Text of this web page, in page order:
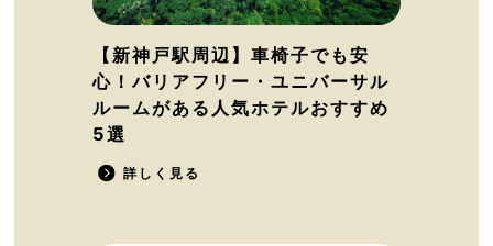
【新神戸駅周辺】車椅子でも安
心！バリアフリー・ユニバーサル
ルームがある人気ホテルおすすめ
5選
詳しく見る